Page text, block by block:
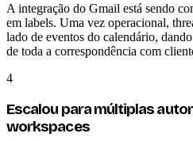
A integração do Gmail está sendo
em labels. Uma vez operacional,
lado de eventos do calendário,
de toda a correspondência com
4
Escalou para múltiplas
workspaces